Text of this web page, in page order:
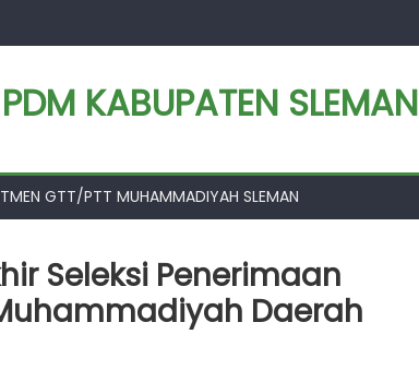
KABUPATEN SLEMAN
GTT/PTT MUHAMMADIYAH SLEMAN
Seleksi Penerimaan
Daerah